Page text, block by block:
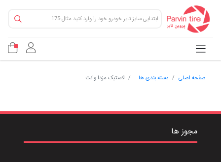
صفحه اصلی دسته بندی ها لاستیک مزدا وانت
مجوز ها